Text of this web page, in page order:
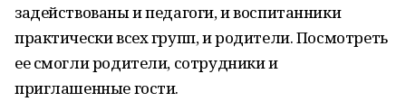
задействованы и педагоги, и воспитанники
практически всех групп, и родители. Посмотреть
ее смогли родители, сотрудники и
приглашенные гости.